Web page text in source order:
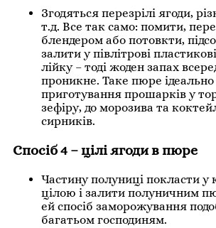
Згодяться перезрілі ягоди,
т.д. Все так само: помити,
блендером або потовкти,
залити у півлітрові
лійку – тоді жоден запах
проникне. Таке пюре ідеально
приготування прошарків у
зефіру, до морозива та
сирників.
Спосіб 4 – цілі ягоди в пюре
Частину полуниці покласти у
цілою і залити полуничним
ей спосіб заморожування
багатьом господиням.